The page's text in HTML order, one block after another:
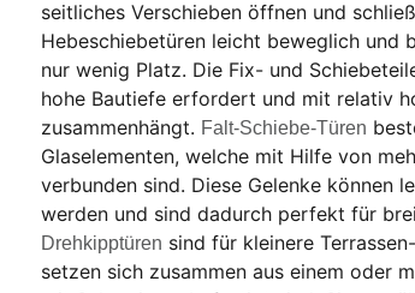
seitliches Verschieben öffnen und
Hebeschiebetüren leicht beweglich und
nur wenig Platz. Die Fix- und
hohe Bautiefe erfordert und mit relativ
zusammenhängt. Falt-Schiebe-Türen
Glaselementen, welche mit Hilfe von
verbunden sind. Diese Gelenke können
werden und sind dadurch perfekt für
Drehkipptüren sind für kleinere
setzen sich zusammen aus einem oder